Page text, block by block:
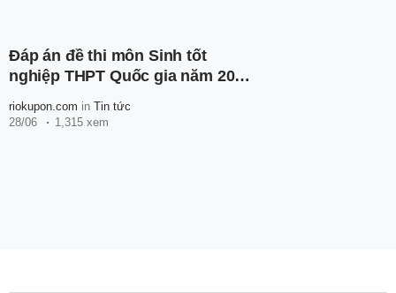
Đáp án đề thi môn Sinh tốt
nghiệp THPT Quốc gia năm 2024
riokupon.com in Tin tức
28/06
1,315 xem